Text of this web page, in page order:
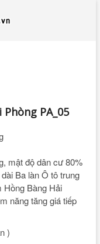
PHÒNG
NỘI –
SÀI
PA_05
mật độ dân cư 80%
Ba làn Ô tô trung
Hồng Bàng Hải
năng tăng giá tiếp
)